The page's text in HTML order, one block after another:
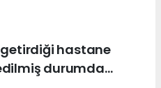
getirdiği hastane
durumda...